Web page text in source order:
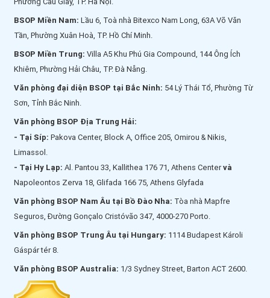
BSOP Miền Nam: Lầu 6, Toà nhà Bitexco Nam Long, 63A Võ Văn
Tần, Phường Xuân Hoà, TP. Hồ Chí Minh.
BSOP Miền Trung: Villa A5 Khu Phú Gia Compound, 144 Ông Ích
Khiêm, Phường Hải Châu, TP. Đà Nẵng.
Văn phòng đại diện BSOP tại Bắc Ninh: 54 Lý Thái Tổ, Phường Từ
Sơn, Tỉnh Bắc Ninh.
Văn phòng BSOP Địa Trung Hải:
- Tại Síp: Pakova Center, Block A, Office 205, Omirou & Nikis,
Limassol.
- Tại Hy Lạp: Al. Pantou 33, Kallithea 176 71, Athens Centervà
Napoleontos Zerva 18, Glifada 166 75, Athens Glyfada
Văn phòng BSOP Nam Âu tại Bồ Đào Nha: Tòa nhà Mapfre
Seguros, Đường Gonçalo Cristóvão 347, 4000-270 Porto.
Văn phòng BSOP Trung Âu tại Hungary: 1114 Budapest Károli
Gáspár tér 8.
Văn phòng BSOP Australia: 1/3 Sydney Street, Barton ACT 2600.